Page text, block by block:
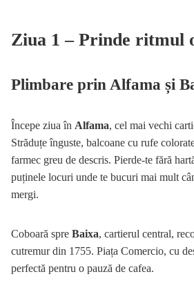
Ziua 1 – Prinde ritmul
Plimbare prin Alfama și
Începe ziua în Alfama, cel mai vechi
Străduțe înguste, balcoane cu rufe
farmec greu de descris. Pierde-te fără
puținele locuri unde te bucuri mai mult
mergi.
Coboară spre Baixa, cartierul central,
cutremur din 1755. Piața Comercio, cu
perfectă pentru o pauză de cafea.